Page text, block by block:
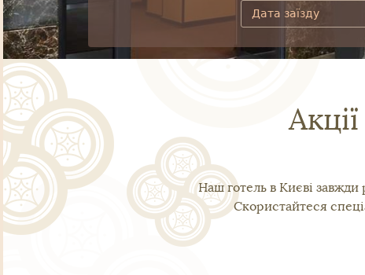
Наш готель в Києві завжди
Скористайтеся